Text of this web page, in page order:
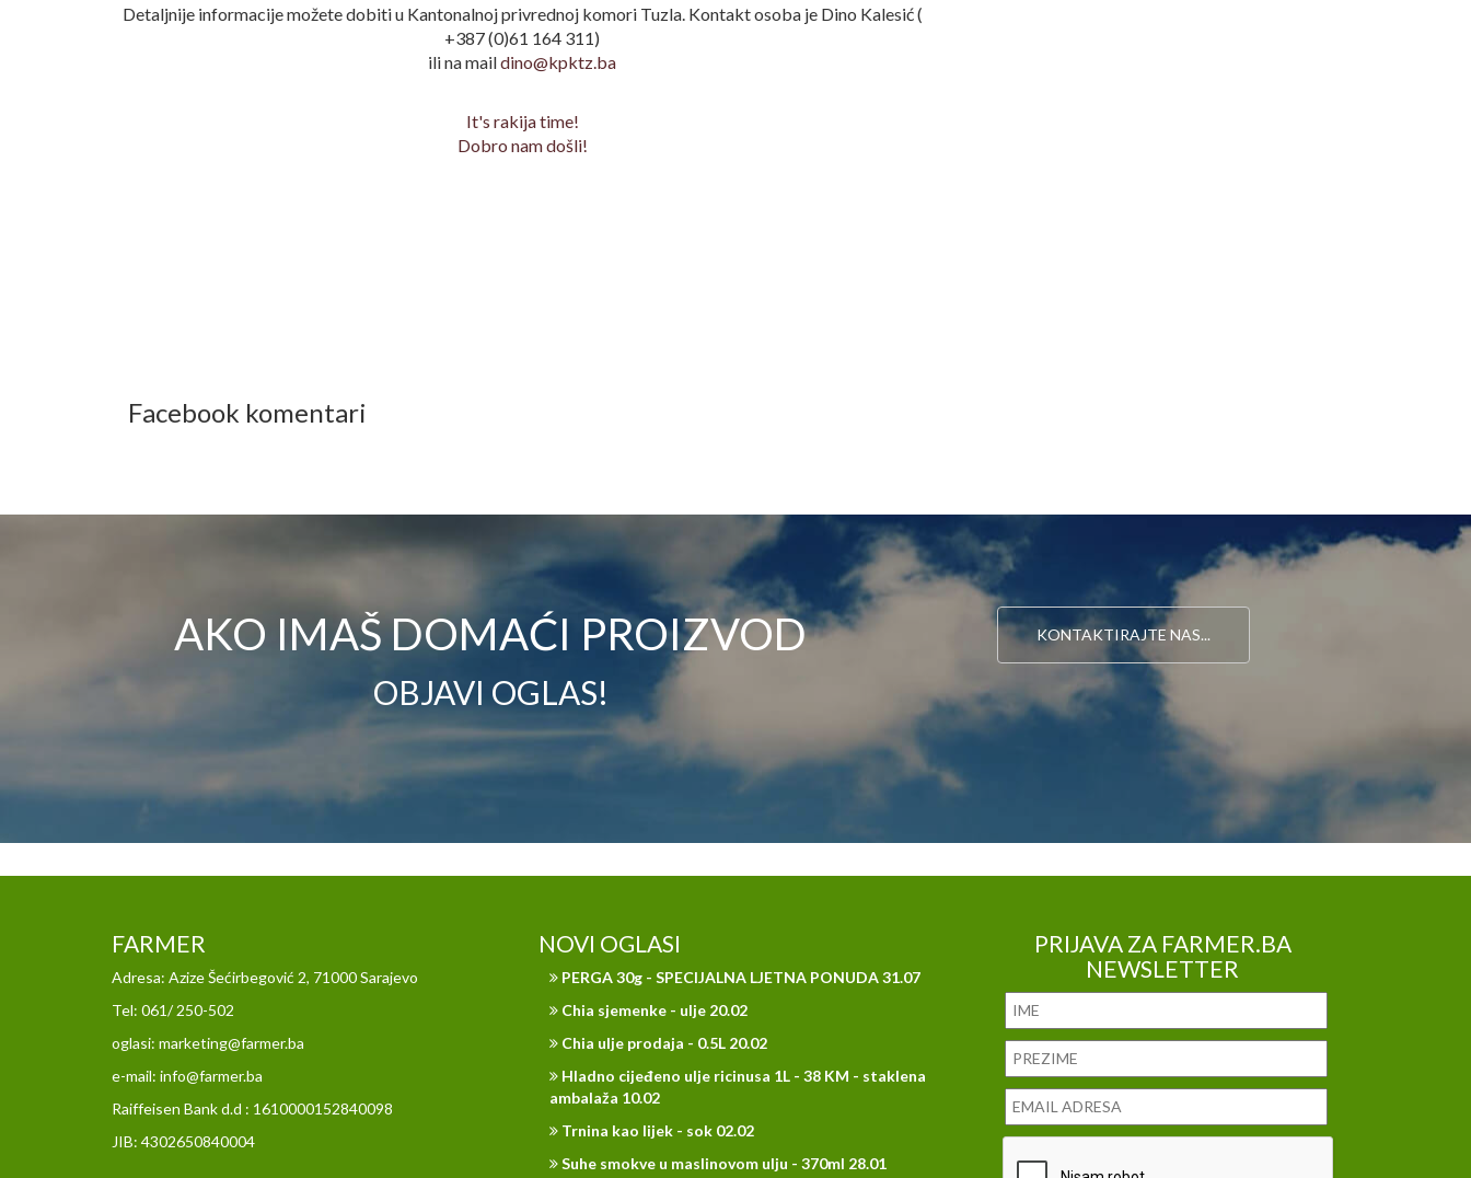
Detaljnije informacije možete dobiti u Kantonalnoj privrednoj komori Tuzla. Kontakt osoba je Dino Kalesić (
+387 (0)61 164 311)
ili na maildino@kpktz.ba
It's rakija time!
Dobro nam došli!
Facebook komentari
AKO IMAŠ DOMAĆI PROIZVOD
OBJAVI OGLAS!
KONTAKTIRAJTE NAS...
FARMER
Adresa: Azize Šećirbegović 2, 71000 Sarajevo
Tel: 061/ 250-502
oglasi: marketing@farmer.ba
e-mail: info@farmer.ba
Raiffeisen Bank d.d : 1610000152840098
JIB: 4302650840004
NOVI OGLASI
PERGA 30g - SPECIJALNA LJETNA PONUDA 31.07
Chia sjemenke - ulje 20.02
Chia ulje prodaja - 0.5L 20.02
Hladno cijeđeno ulje ricinusa 1L - 38 KM - staklena
ambalaža 10.02
Trnina kao lijek - sok 02.02
Suhe smokve u maslinovom ulju - 370ml 28.01
PRIJAVA ZA FARMER.BA
NEWSLETTER